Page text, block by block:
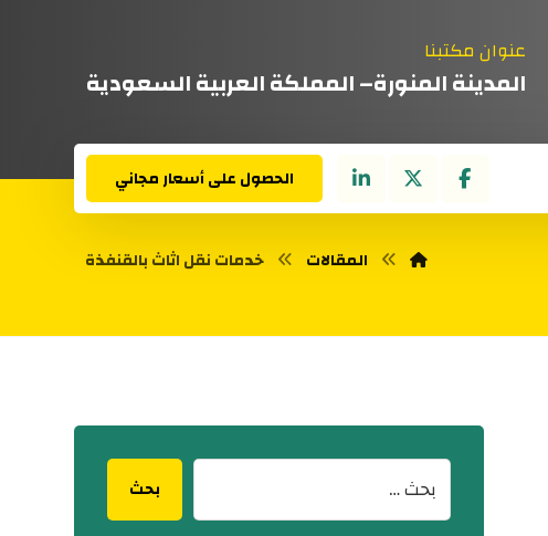
عنوان مكتبنا
المدينة المنورة– المملكة العربية السعودية
الحصول على أسعار مجاني
المقالات خدمات نقل اثاث بالقنفذة
بحث